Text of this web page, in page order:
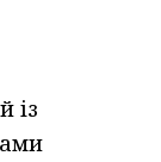
із